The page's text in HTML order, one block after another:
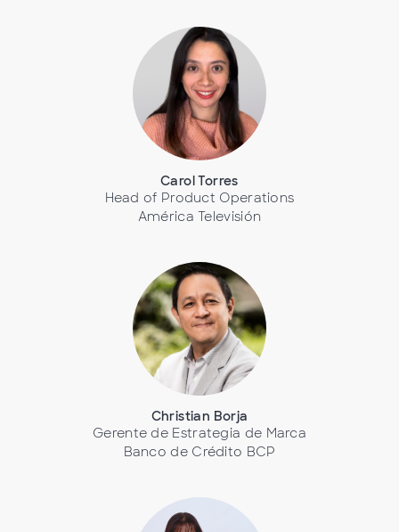
Carol Torres
Head of Product Operations
América Televisión
Christian Borja
Gerente de Estrategia de Marca
Banco de Crédito BCP